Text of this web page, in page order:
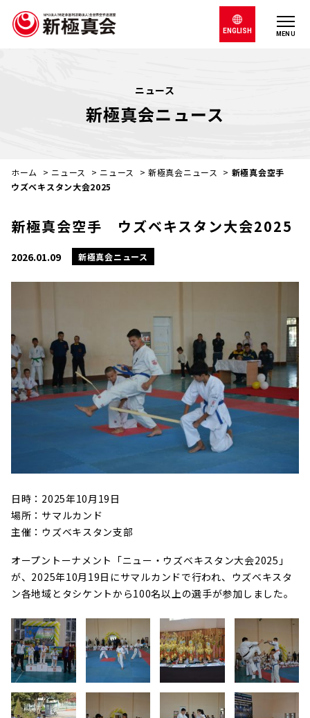
MENU
ENGLISH
ニュース
新極真会ニュース
ホーム > ニュース > ニュース >新極真会ニュース > 新極真会空手
ウズベキスタン大会2025
新極真会空手 ウズベキスタン大会2025
2026.01.09 新極真会ニュース
日時：2025年10月19日
場所：サマルカンド
主催：ウズベキスタン支部
オープントーナメント「ニュー・ウズベキスタン大会2025」
が、2025年10月19日にサマルカンドで行われ、ウズベキスタ
ン各地域とタシケントから100名以上の選手が参加しました。